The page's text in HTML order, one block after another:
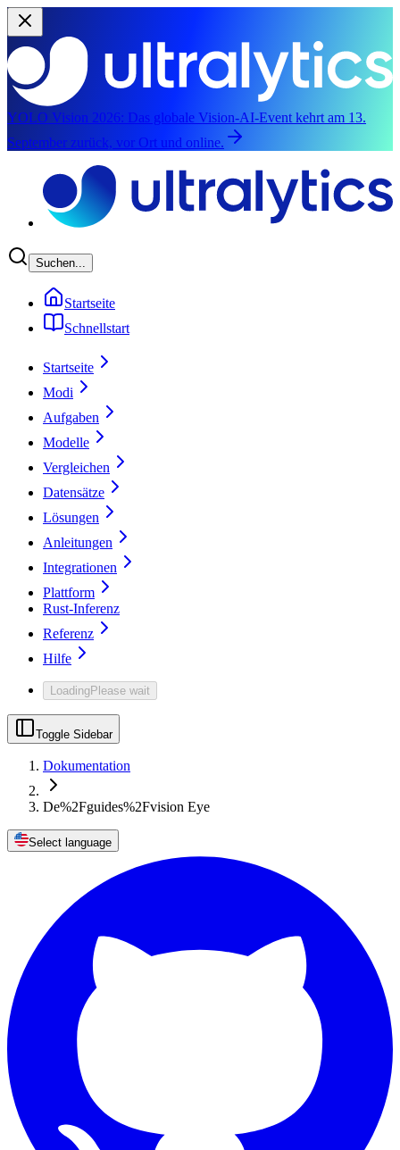
YOLO Vision 2026: Das globale Vision-AI-Event kehrt am 13.
September zurück, vor Ort und online.
Suchen...
Startseite
Schnellstart
Startseite
Modi
Aufgaben
Modelle
Vergleichen
Datensätze
Lösungen
Anleitungen
Integrationen
Plattform
Rust-Inferenz
Referenz
Hilfe
LoadingPlease wait
Toggle Sidebar
Dokumentation
De%2Fguides%2Fvision Eye
Select language